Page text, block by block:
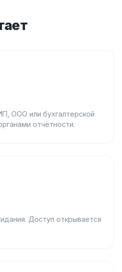
ООО или бухгалтерской
отчётности.
Доступ открывается